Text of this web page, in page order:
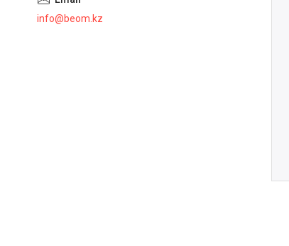
info@beom.kz